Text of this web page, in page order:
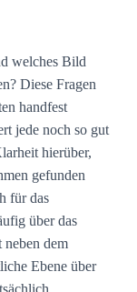
welches Bild
Diese Fragen
handfest
jede noch so gut
hierüber,
gefunden
für das
über das
neben dem
Ebene über